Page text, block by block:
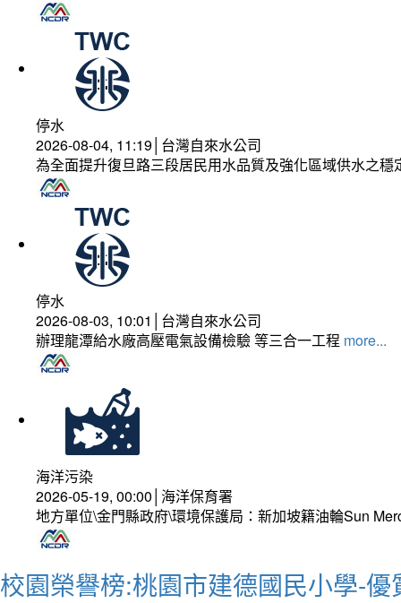
停水
2026-08-04, 11:19│台灣自來水公司
為全面提升復旦路三段居民用水品質及強化區域供水之
停水
2026-08-03, 10:01│台灣自來水公司
辦理龍潭給水廠高壓電氣設備檢驗 等三合一工程 more...
海洋污染
2026-05-19, 00:00│海洋保育署
地方單位\金門縣政府\環境保護局：新加坡籍油輪Sun
校園榮譽榜:桃園市建德國民小學-優